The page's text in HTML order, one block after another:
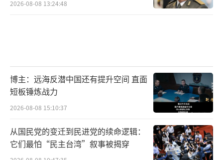
2026-08-08 13:24:48
博主：远海反潜中国还有提升空间 直面
短板锤炼战力
2026-08-08 15:10:37
从国民党的变迁到民进党的续命逻辑：
它们最怕“民主台湾”叙事被揭穿